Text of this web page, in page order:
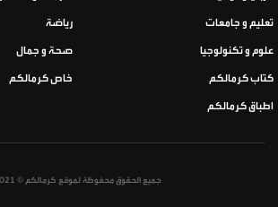
تعليم و جامعات رياضة
علوم و تكنولوجيا صحة و جمال
كتاب كرمالكم خاص كرمالكم
اطباق كرمالكم
جميع الحقوق محفوظة لموقع كرمالكم © 2021